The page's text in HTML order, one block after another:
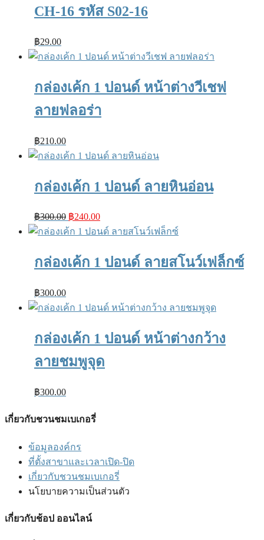
CH-16 รหัส S02-16
฿29.00
กล่องเค้ก 1 ปอนด์ หน้าต่างวีเชฟ
ลายฟลอร่า
฿210.00
กล่องเค้ก 1 ปอนด์ ลายหินอ่อน
฿300.00 Original
price
was:
฿240.00Current
price
is:
กล่องเค้ก 1 ปอนด์ ลายสโนว์เฟล็กซ์
฿300.00
กล่องเค้ก 1 ปอนด์ หน้าต่างกว้าง
ลายชมพูจุด
฿300.00
เกี่ยวกับชวนชมเบเกอรี่
ข้อมูลองค์กร
ที่ตั้งสาขาและเวลาเปิด-ปิด
เกี่ยวกับชวนชมเบเกอรี่
นโยบายความเป็นส่วนตัว
เกี่ยวกับช้อป ออนไลน์